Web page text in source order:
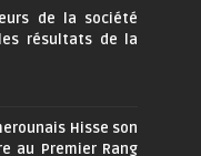
de la société
résultats de la
Hisse son
au Premier Rang